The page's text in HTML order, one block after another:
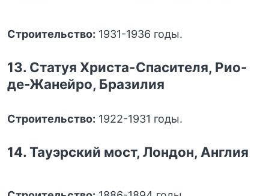
Строительство: 1931-1936 годы.
13. Статуя Христа-Спасителя, Рио-
де-Жанейро, Бразилия
Строительство: 1922-1931 годы.
14. Тауэрский мост, Лондон, Англия